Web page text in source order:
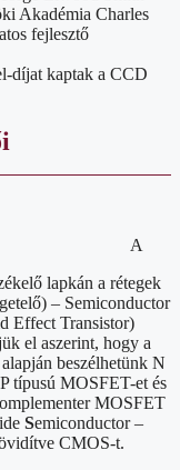
Akadémia Charles
fejlesztő
díjat kaptak a CCD
A
lapkán a rétegek
– Semiconductor
Effect Transistor)
el aszerint, hogy a
beszélhetünk N
típusú MOSFET-et és
MOSFET
Semiconductor –
CMOS-t.